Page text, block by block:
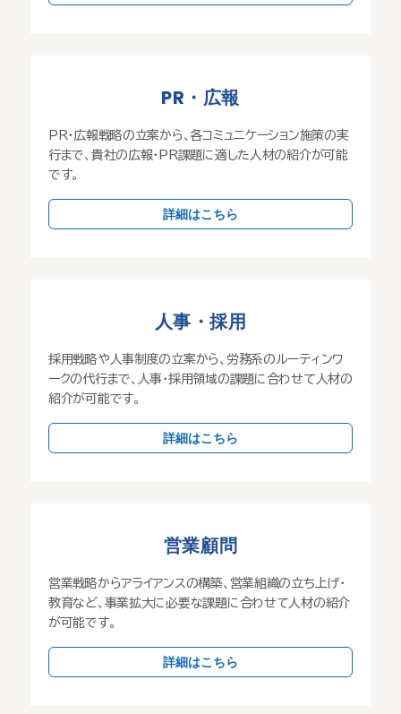
PR・広報
PR・広報戦略の立案から、各コミュニケーション施策の実
行まで、貴社の広報・PR課題に適した人材の紹介が可能
です。
詳細はこちら
人事・採用
採用戦略や人事制度の立案から、労務系のルーティンワ
ークの代行まで、人事・採用領域の課題に合わせて人材の
紹介が可能です。
詳細はこちら
営業顧問
営業戦略からアライアンスの構築、営業組織の立ち上げ・
教育など、事業拡大に必要な課題に合わせて人材の紹介
が可能です。
詳細はこちら